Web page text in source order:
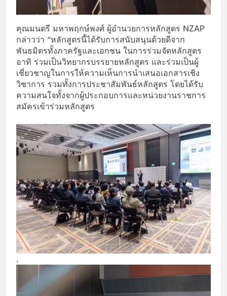
คุณมนตรี มหาพฤกษ์พงศ์ ผู้อำนวยการหลักสูตร NZAP
กล่าวว่า “หลักสูตรนี้ได้รับการสนับสนุนด้วยดีจาก
พันธมิตรทั้งภาครัฐและเอกชน ในการร่วมจัดหลักสูตร
อาทิ ร่วมเป็นวิทยากรบรรยายหลักสูตร และร่วมเป็นผู้
เชี่ยวชาญในการให้ความเห็นการนำเสนอเอกสารเชิง
วิชาการ รวมทั้งการประชาสัมพันธ์หลักสูตร โดยได้รับ
ความสนใจทั้งจากผู้ประกอบการและหน่วยงานราชการ
สมัครเข้าร่วมหลักสูตร
.